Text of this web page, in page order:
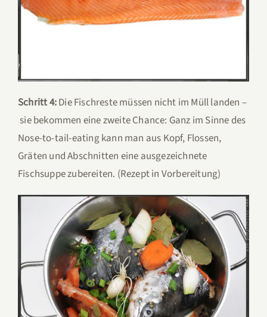
Schritt 4:Die Fischreste müssen nicht im Müll landen –
sie bekommen eine zweite Chance: Ganz im Sinne des
Nose-to-tail-eating kann man aus Kopf, Flossen,
Gräten und Abschnitten eine ausgezeichnete
Fischsuppe zubereiten. (Rezept in Vorbereitung)